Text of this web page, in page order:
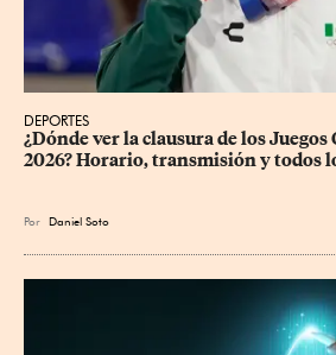
DEPORTES
¿Dónde ver la clausura de los
2026? Horario, transmisión y todos
Por Daniel Soto